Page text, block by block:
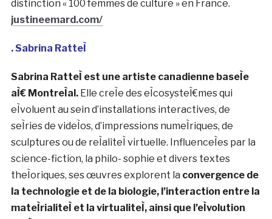
Art Tokyo, Barbican Center (Londres), le World
Museum (Liverpool), la Fondation Pernod Ricard
(Paris)
. Elle participe aÌ€ des Biennales
(Chine), la Triennale de Tongyong (CoreÌe du Sud) et
la Biennale de Karachi (Pakistan).
En 2020, elle est
laureÌate de la commande nationale
photographique €œIMAGE 3.0 € du Centre national
des arts plastiques (CNAP) en partenariat avec le
Jeu de Paume aÌ€ Paris
. En 2021-22, puis en 2023-24,
elle est artiste-professeure inviteÌe au Fresnoy,
Studio national des arts contemporains. Ses œuvres